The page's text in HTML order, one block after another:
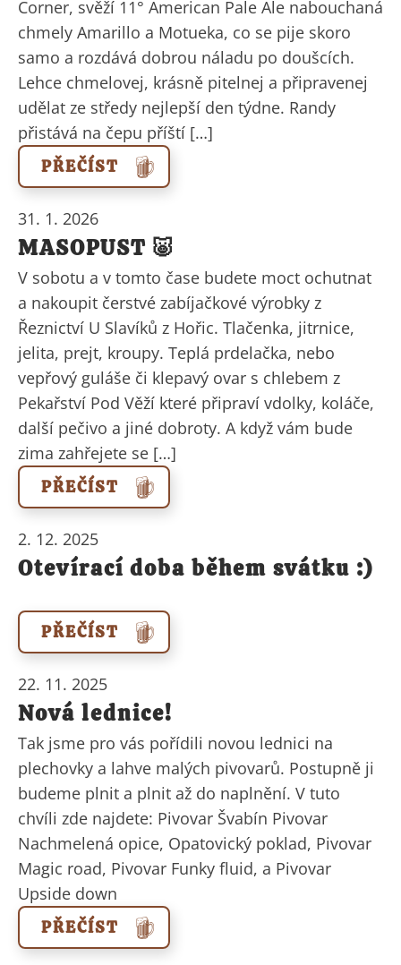
Corner, svěží 11° American Pale Ale nabouchaná
chmely Amarillo a Motueka, co se pije skoro
samo a rozdává dobrou náladu po doušcích.
Lehce chmelovej, krásně pitelnej a připravenej
udělat ze středy nejlepší den týdne. Randy
přistává na čepu příští […]
PŘEČÍST
31. 1. 2026
MASOPUST 🐷
V sobotu a v tomto čase budete moct ochutnat
a nakoupit čerstvé zabíjačkové výrobky z
Řeznictví U Slavíků z Hořic. Tlačenka, jitrnice,
jelita, prejt, kroupy. Teplá prdelačka, nebo
vepřový guláše či klepavý ovar s chlebem z
Pekařství Pod Věží které připraví vdolky, koláče,
další pečivo a jiné dobroty. A když vám bude
zima zahřejete se […]
PŘEČÍST
2. 12. 2025
Otevírací doba během svátku :)
PŘEČÍST
22. 11. 2025
Nová lednice!
Tak jsme pro vás pořídili novou lednici na
plechovky a lahve malých pivovarů. Postupně ji
budeme plnit a plnit až do naplnění. V tuto
chvíli zde najdete: Pivovar Švabín Pivovar
Nachmelená opice, Opatovický poklad, Pivovar
Magic road, Pivovar Funky fluid, a Pivovar
Upside down
PŘEČÍST